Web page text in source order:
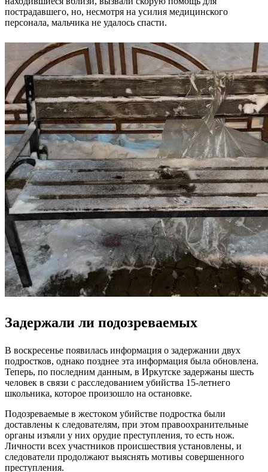
пострадавшего, но, несмотря на усилия медицинского
персонала, мальчика не удалось спасти.
Задержали ли подозреваемых
В воскресенье появилась информация о задержании двух
подростков, однако позднее эта информация была обновлена.
Теперь, по последним данным, в Иркутске задержаны шесть
человек в связи с расследованием убийства 15-летнего
школьника, которое произошло на остановке.
Подозреваемые в жестоком убийстве подростка были
доставлены к следователям, при этом правоохранительные
органы изъяли у них орудие преступления, то есть нож.
Личности всех участников происшествия установлены, и
следователи продолжают выяснять мотивы совершенного
преступления.